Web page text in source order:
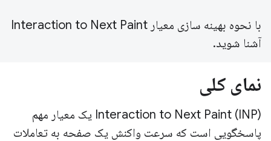
با نحوه بهینه سازی معیار Interaction to Next Paint
آشنا شوید.
نمای کلی
Interaction to Next Paint (INP) یک معیار مهم
پاسخگویی است که سرعت واکنش یک صفحه به تعاملات